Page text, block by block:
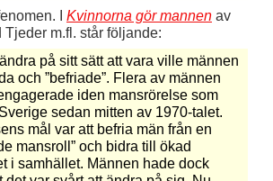
I Kvinnorna gör mannen av
m.fl. står följande:
på sitt sätt att vara ville männen
och ”befriade”. Flera av männen
iden mansrörelse som
sedan mitten av 1970-talet.
mål var att befria män från en
mansroll” och bidra till ökad
i samhället. Männen hade dock